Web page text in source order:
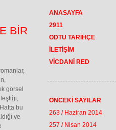
BİR
görsel
bu
ve
ANASAYFA
2911
ODTU TARİHÇE
İLETİŞİM
VİCDANİ RED
ÖNCEKİ SAYILAR
263 / Haziran 2014
257 / Nisan 2014